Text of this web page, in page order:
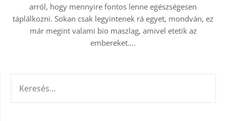
arról, hogy mennyire fontos lenne egészségesen
táplálkozni. Sokan csak legyintenek rá egyet, mondván, ez
már megint valami bio maszlag, amivel etetik az
embereket….